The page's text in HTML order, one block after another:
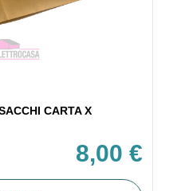
CARTA X
8,00 €